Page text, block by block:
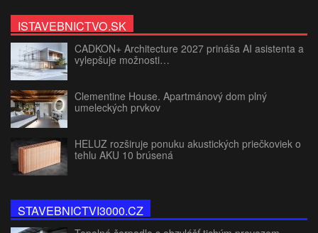
ISTAVEBNICTVO.SK
CADKON+ Architecture 2027 prináša AI asistenta a
vylepšuje možnosti…
Clementine House. Apartmánový dom plný
umeleckých prvkov
HELUZ rozširuje ponuku akustických priečkoviek o
tehlu AKU 10 brúsená
STAVEBNICTVI3000.CZ